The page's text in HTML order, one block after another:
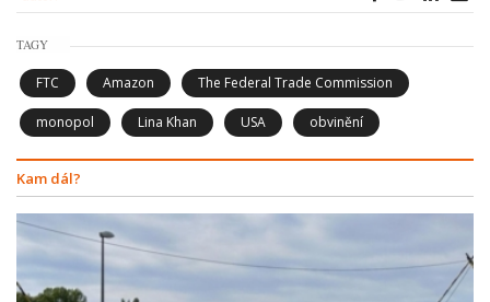
TAGY
FTC Amazon The Federal Trade Commission
monopol Lina Khan USA obvinění
Kam dál?